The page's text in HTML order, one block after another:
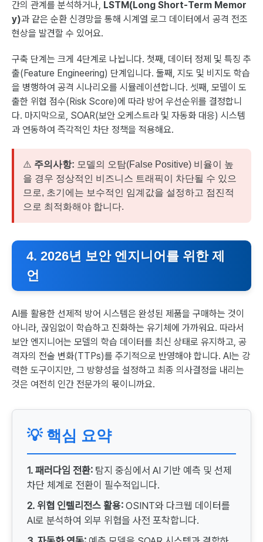
간의 관계를 분석하거나, LSTM(Long Short-Term Memor
y)과 같은 순환 신경망을 통해 시계열 로그 데이터에서 공격 전조
현상을 발견할 수 있어요.
구축 단계는 크게 4단계로 나뉩니다. 첫째, 데이터 정제 및 특징 추
출(Feature Engineering) 단계입니다. 둘째, 지도 및 비지도 학습
을 병행하여 공격 시나리오를 시뮬레이션합니다. 셋째, 모델이 도
출한 위협 점수(Risk Score)에 따라 방어 우선순위를 결정합니
다. 마지막으로, SOAR(보안 오케스트라 및 자동화 대응) 시스템
과 연동하여 즉각적인 차단 정책을 적용해요.
⚠️ 주의사항: 모델의 오탐(False Positive) 비율이 높
을 경우 정상적인 비즈니스 트래픽이 차단될 수 있으
므로, 초기에는 보수적인 임계값을 설정하고 점진적
으로 최적화해야 합니다.
4. 2026년 보안 엔지니어를 위한 제
언
AI를 활용한 선제적 방어 시스템은 완성된 제품을 구매하는 것이
아니라, 끊임없이 학습하고 진화하는 유기체에 가까워요. 따라서
보안 엔지니어는 모델의 학습 데이터를 최신 상태로 유지하고, 공
격자의 전술 변화(TTPs)를 주기적으로 반영해야 합니다. AI는 강
력한 도구이지만, 그 방향성을 설정하고 최종 의사결정을 내리는
것은 여전히 인간 전문가의 몫이니까요.
💡 핵심 요약
1. 패러다임 전환: 탐지 중심에서 AI 기반 예측 및 선제
차단 체계로 전환이 필수적입니다.
2. 위협 인텔리전스 활용: OSINT와 다크웹 데이터를
AI로 분석하여 외부 위협을 사전 포착합니다.